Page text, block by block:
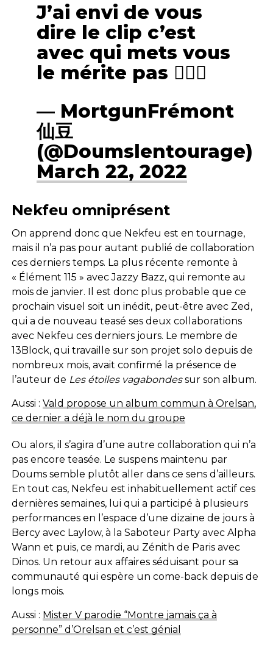
J’ai envi de vous
dire le clip c’est
avec qui mets vous
le mérite pas 🤷🏾‍♂️
— MortgunFrémont
仙豆
(@Doumslentourage)
March 22, 2022
Nekfeu omniprésent
On apprend donc que Nekfeu est en tournage,
mais il n’a pas pour autant publié de collaboration
ces derniers temps. La plus récente remonte à
« Élément 115 » avec Jazzy Bazz, qui remonte au
mois de janvier. Il est donc plus probable que ce
prochain visuel soit un inédit, peut-être avec Zed,
qui a de nouveau teasé ses deux collaborations
avec Nekfeu ces derniers jours. Le membre de
13Block, qui travaille sur son projet solo depuis de
nombreux mois, avait confirmé la présence de
l’auteur de Les étoiles vagabondessur son album.
Aussi : Vald propose un album commun à Orelsan,
ce dernier a déjà le nom du groupe
Ou alors, il s’agira d’une autre collaboration qui n’a
pas encore teasée. Le suspens maintenu par
Doums semble plutôt aller dans ce sens d’ailleurs.
En tout cas, Nekfeu est inhabituellement actif ces
dernières semaines, lui qui a participé à plusieurs
performances en l’espace d’une dizaine de jours à
Bercy avec Laylow, à la Saboteur Party avec Alpha
Wann et puis, ce mardi, au Zénith de Paris avec
Dinos. Un retour aux affaires séduisant pour sa
communauté qui espère un come-back depuis de
longs mois.
Aussi : Mister V parodie “Montre jamais ça à
personne” d’Orelsan et c’est génial